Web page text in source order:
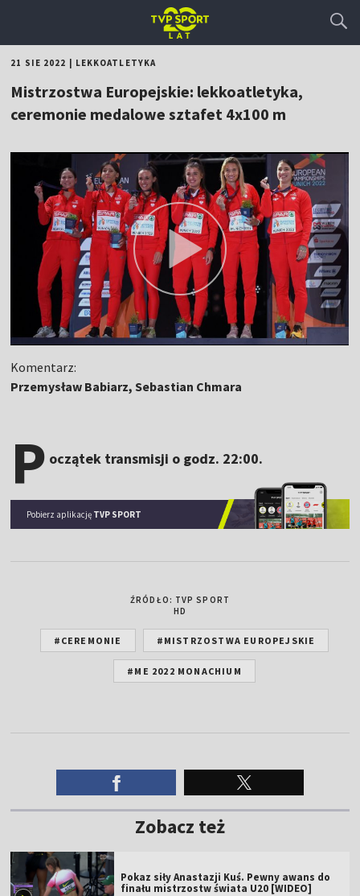
21 SIE 2022 LEKKOATLETYKA
Mistrzostwa Europejskie: lekkoatletyka,
ceremonie medalowe sztafet 4x100 m
Komentarz:
Przemysław Babiarz, Sebastian Chmara
P oczątek transmisji o godz. 22:00.
Pobierz aplikację TVP SPORT
ŹRÓDŁO: TVP SPORT
HD
#CEREMONIE #MISTRZOSTWA EUROPEJSKIE
#ME 2022 MONACHIUM
Zobacz też
Pokaz siły Anastazji Kuś. Pewny awans do
finału mistrzostw świata U20 [WIDEO]